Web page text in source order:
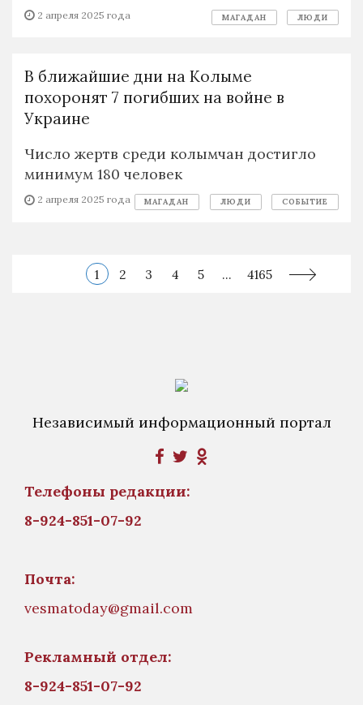
2 апреля 2025 года МАГАДАН ЛЮДИ
В ближайшие дни на Колыме
похоронят 7 погибших на войне в
Украине
Число жертв среди колымчан достигло
минимум 180 человек
2 апреля 2025 года МАГАДАН ЛЮДИ СОБЫТИЕ
1 2 3 4 5 ... 4165
Независимый информационный портал
Телефоны редакции:
8-924-851-07-92
Почта:
vesmatoday@gmail.com
Рекламный отдел:
8-924-851-07-92